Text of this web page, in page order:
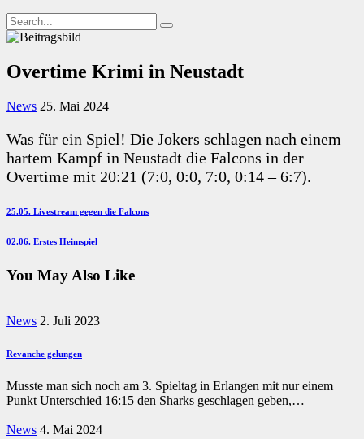
Overtime Krimi in Neustadt
News 25. Mai 2024
Was für ein Spiel! Die Jokers schlagen nach einem
hartem Kampf in Neustadt die Falcons in der
Overtime mit 20:21 (7:0, 0:0, 7:0, 0:14 – 6:7).
Beitragsnavigation
Previous
25.05. Livestream gegen die Falcons
Next
02.06. Erstes Heimspiel
You May Also Like
News 2. Juli 2023
Revanche gelungen
Musste man sich noch am 3. Spieltag in Erlangen mit nur einem
Punkt Unterschied 16:15 den Sharks geschlagen geben,…
News 4. Mai 2024